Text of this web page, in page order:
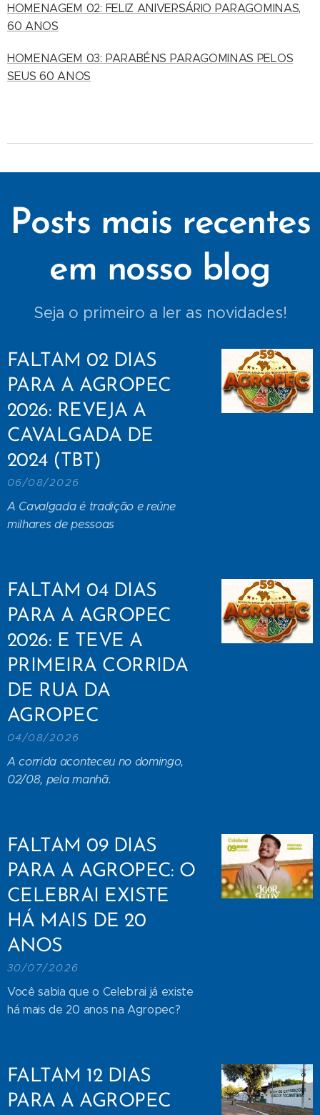
HOMENAGEM 02: FELIZ ANIVERSÁRIO PARAGOMINAS,
60 ANOS
HOMENAGEM 03: PARABÉNS PARAGOMINAS PELOS
SEUS 60 ANOS
Posts mais recentes
em nosso blog
Seja o primeiro a ler as novidades!
FALTAM 02 DIAS
PARA A AGROPEC
2026: REVEJA A
CAVALGADA DE
2024 (TBT)
06/08/2026
A Cavalgada é tradição e reúne
milhares de pessoas
FALTAM 04 DIAS
PARA A AGROPEC
2026: E TEVE A
PRIMEIRA CORRIDA
DE RUA DA
AGROPEC
04/08/2026
A corrida aconteceu no domingo,
02/08, pela manhã.
FALTAM 09 DIAS
PARA A AGROPEC: O
CELEBRAI EXISTE
HÁ MAIS DE 20
ANOS
30/07/2026
Você sabia que o Celebrai já existe
há mais de 20 anos na Agropec?
FALTAM 12 DIAS
PARA A AGROPEC